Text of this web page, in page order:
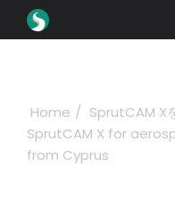
ダウンロード
学ぶ
Home
SprutCAM X
SprutCAM X for
from Cyprus